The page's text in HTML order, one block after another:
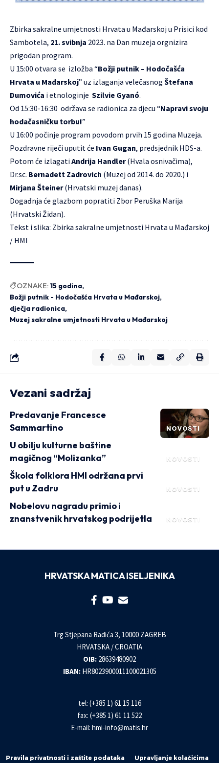
Zbirka sakralne umjetnosti Hrvata u Mađarskoju Prisici kod
Sambotela, 21. svibnja 2023. na Dan muzeja orgnizira
prigodan program.
U 15:00 otvara se izložba “Božji putnik – Hodočašća
Hrvata u Mađarskoj” uz izlaganja velečasnog Štefana
Dumovića i etnologinje Szilvie Gyanó.
Od 15:30-16:30 održava se radionica za djecu “Napravi svoju
hodačasničku torbu!”
U 16:00 počinje program povodom prvih 15 godina Muzeja.
Pozdravne riječi uputit će Ivan Gugan, predsjednik HDS-a.
Potom će izlagatiAndrija Handler(Hvala osnivačima),
Dr.sc. Bernadett Zadrovich (Muzej od 2014. do 2020.) i
Mirjana Šteiner(Hrvatski muzej danas).
Događnja će glazbom popratiti Zbor Peruška Marija
(Hrvatski Židan).
Tekst i slika: Zbirka sakralne umjetnosti Hrvata u Mađarskoj
/ HMI
OZNAKE: 15 godina
Božji putnik - Hodočašća Hrvata u Mađarskoj
dječja radionica
Muzej sakralne umjetnosti Hrvata u Mađarskoj
Vezani sadržaj
NOVOSTI
Predavanje Francesce
Sammartino
NOVOSTI
U obilju kulturne baštine
magičnog “Molizanka”
NOVOSTI
Škola folklora HMI održana prvi
put u Zadru
NOVOSTI
Nobelovu nagradu primio i
znanstvenik hrvatskog podrijetla
HRVATSKA MATICA ISELJENIKA
Trg Stjepana Radića 3, 10000 ZAGREB
HRVATSKA / CROATIA
OIB: 28639480902
IBAN: HR8023900011100021305
tel: (+385 1) 61 15 116
fax: (+385 1) 61 11 522
E-mail: hmi-info@matis.hr
Pravila privatnosti i zaštite podataka Upravljanje kolačićima